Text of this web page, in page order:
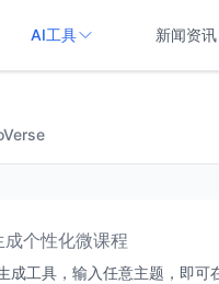
AI工具 新闻资讯
个性化微课程
成工具，输入任意主题，即